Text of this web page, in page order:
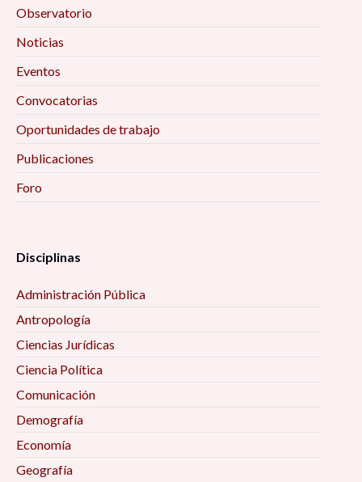
Observatorio
Noticias
Eventos
Convocatorias
Oportunidades de trabajo
Publicaciones
Foro
Disciplinas
Administración Pública
Antropología
Ciencias Jurídicas
Ciencia Política
Comunicación
Demografía
Economía
Geografía